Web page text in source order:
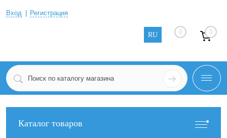
Вход Регистрация
RU 0 0
Каталог товаров